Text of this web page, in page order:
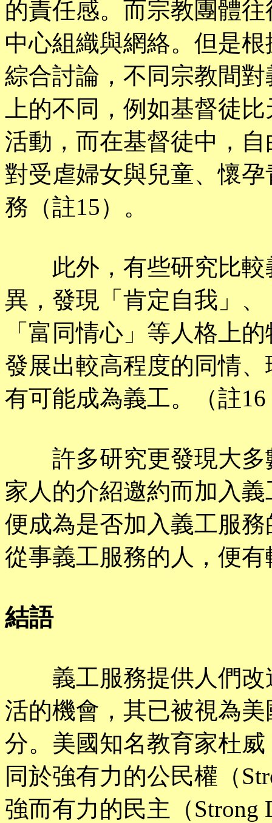
的責任感。而宗教團體
中心組織與網絡。但是根
綜合討論，不同宗教間
上的不同，例如基督徒
活動，而在基督徒中，
對受虐婦女與兒童、懷
務（註15）。
此外，有些研究比較
異，發現「肯定自我」
「富同情心」等人格上
發展出較高程度的同情
有可能成為義工。（註
許多研究更發現大多
家人的介紹邀約而加入
便成為是否加入義工服
從事義工服務的人，便
結語
義工服務提供人們改
活的機會，其已被視為
分。美國知名教育家杜
同於強有力的公民權（
強而有力的民主（Strong